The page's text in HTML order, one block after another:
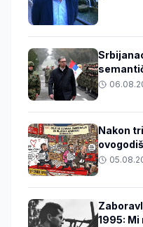
Nakon
1995: